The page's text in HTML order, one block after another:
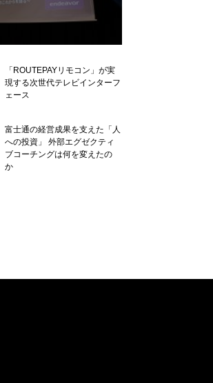
「ROUTEPAYリモコン」が実
現する次世代テレビインターフ
ェース
富士通の経営成果を支えた「人
への投資」 外部エグゼクティ
ブコーチングは何を変えたの
か